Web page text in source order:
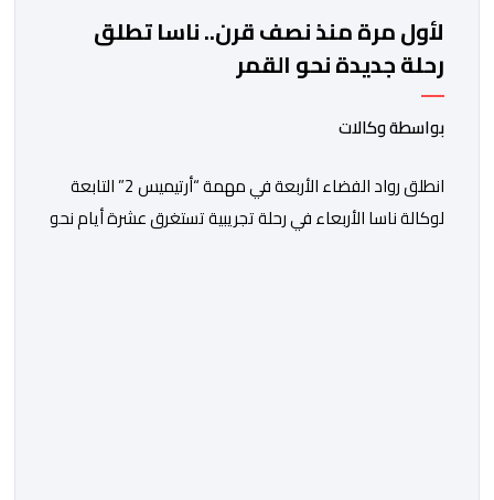
لأول مرة منذ نصف قرن.. ناسا تطلق
رحلة جديدة نحو القمر
بواسطة وكالات
انطلق رواد الفضاء الأربعة في مهمة “أرتيميس 2” التابعة
لوكالة ناسا الأربعاء في رحلة تجريبية تستغرق عشرة أيام نحو